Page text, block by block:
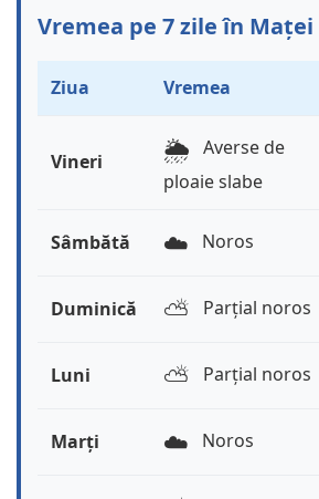
Vremea pe 7 zile în Maței
Ziua Vremea
Vineri 🌦️ Averse de
ploaie slabe
Sâmbătă ☁️ Noros
Duminică ⛅️ Parțial noros
Luni ⛅️ Parțial noros
Marți ☁️ Noros